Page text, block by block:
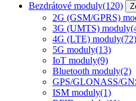
Bezdrátové moduly(120)
2G (GSM/GPRS)
3G (UMTS) moduly
4G (LTE) moduly(72)
5G moduly(13)
IoT moduly(9)
Bluetooth moduly(2)
GPS/GLONASS/
ISM moduly(1)